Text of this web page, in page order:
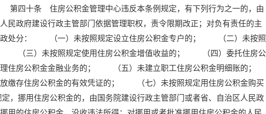
四十条 住房公积金管理中心违反本条例规定，有下列行为之一的，由
民政府建设行政主管部门依据管理职权，责令限期改正；对负有责任的主
政处分： （一）未按照规定设立住房公积金专户的； （二）未按照
（三）未按照规定使用住房公积金增值收益的； （四）委托住房公
住房公积金金融业务的； （五）未建立职工住房公积金明细账的；
缴存住房公积金的有效凭证的； （七）未按照规定用住房公积金购买
挪用住房公积金的，由国务院建设行政主管部门或者省、自治区人民政